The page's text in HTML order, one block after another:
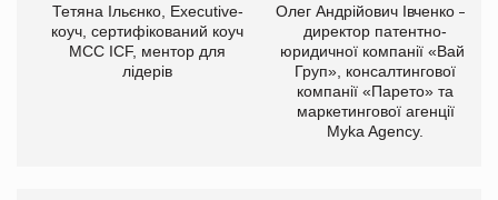
Тетяна Ільєнко, Executive-
коуч, сертифікований коуч
МСС ICF, ментор для
лідерів
Олег Андрійович Івченко —
директор патентно-
юридичної компанії «Вайз
Груп», консалтингової
компанії «Парето» та
маркетингової агенції
Myka Agency.